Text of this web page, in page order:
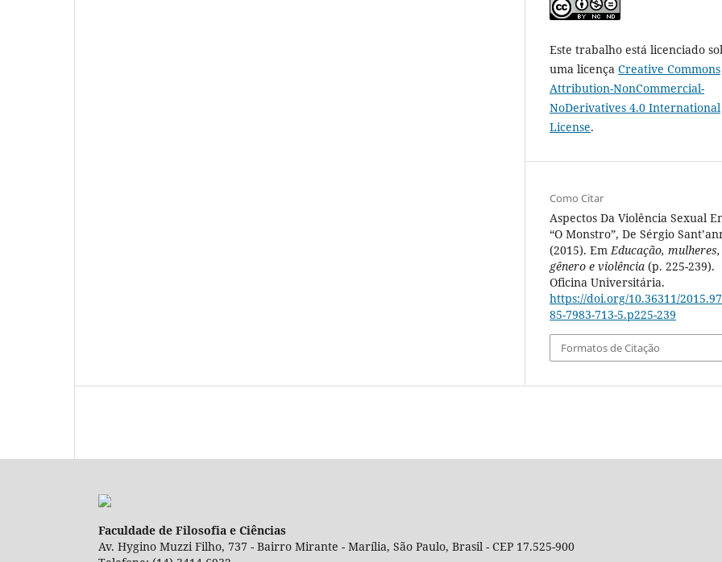
Este trabalho está licenciado
uma licença Creative Commons
Attribution-NonCommercial-
NoDerivatives 4.0 International
License.
Como Citar
Aspectos Da Violência Sexual
“O Monstro”, De Sérgio
(2015). EmEducação, mulheres,
gênero e violência (p. 225-239).
Oficina Universitária.
https://doi.org/10.36311/
85-7983-713-5.p225-239
Formatos de Citação
Faculdade de Filosofia e Ciências
Av. Hygino Muzzi Filho, 737 - Bairro Mirante - Marília, São Paulo, Brasil - CEP 17.525-900